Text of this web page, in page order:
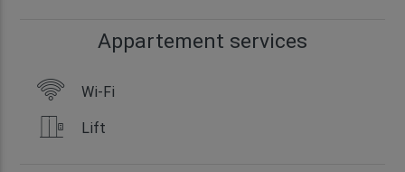
Appartement services
Wi-Fi
Lift